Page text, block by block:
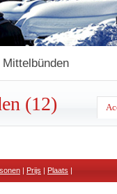
Mittelbünden
(12)
| Prijs | Plaats |